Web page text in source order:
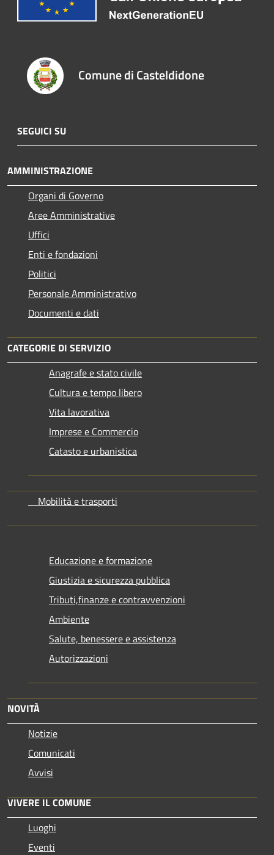
Comune di Casteldidone
SEGUICI SU
AMMINISTRAZIONE
Organi di Governo
Aree Amministrative
Uffici
Enti e fondazioni
Politici
Personale Amministrativo
Documenti e dati
CATEGORIE DI SERVIZIO
Anagrafe e stato civile
Cultura e tempo libero
Vita lavorativa
Imprese e Commercio
Catasto e urbanistica
Mobilità e trasporti
Educazione e formazione
Giustizia e sicurezza pubblica
Tributi,finanze e contravvenzioni
Ambiente
Salute, benessere e assistenza
Autorizzazioni
NOVITÀ
Notizie
Comunicati
Avvisi
VIVERE IL COMUNE
Luoghi
Eventi